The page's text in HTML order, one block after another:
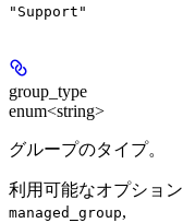
"Support"
group_type
enum<string>
グループのタイプ。
利用可能なオプション
managed_group,